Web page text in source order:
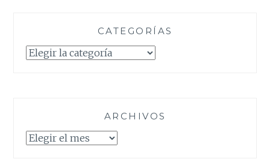
CATEGORÍAS
Categorías
ARCHIVOS
Archivos